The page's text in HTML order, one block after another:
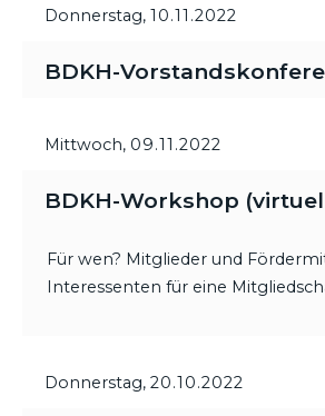
Donnerstag, 10.11.2022
BDKH-
Mittwoch, 09.11.2022
BDKH-Workshop
Für wen? Mitglieder und
Interessenten für eine
Donnerstag, 20.10.2022